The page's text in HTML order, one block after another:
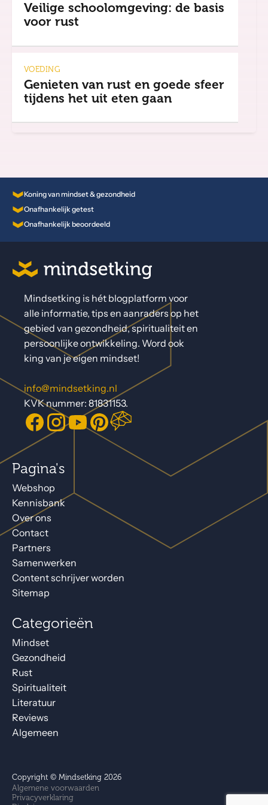
Veilige schoolomgeving: de basis
voor rust
VOEDING
Genieten van rust en goede sfeer
tijdens het uit eten gaan
Koning van mindset & gezondheid
Onafhankelijk getest
Onafhankelijk beoordeeld
Mindsetking is hét blogplatform voor
alle informatie, tips en aanraders op het
gebied van gezondheid, spiritualiteit en
persoonlijke ontwikkeling. Word ook
king van je eigen mindset!
info@mindsetking.nl
KVK nummer: 81831153.
Pagina's
Webshop
Kennisbank
Over ons
Contact
Partners
Samenwerken
Content schrijver worden
Sitemap
Categorieën
Mindset
Gezondheid
Rust
Spiritualiteit
Literatuur
Reviews
Algemeen
Copyright © Mindsetking 2026
Algemene voorwaarden
Privacyverklaring